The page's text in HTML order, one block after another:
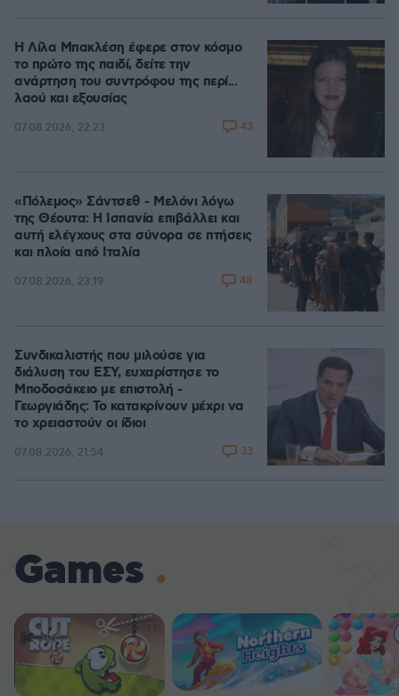
Η Λίλα Μπακλέση έφερε στον κόσμο
το πρώτο της παιδί, δείτε την
ανάρτηση του συντρόφου της περί...
λαού και εξουσίας
07.08.2026, 22:23 43
«Πόλεμος» Σάντσεθ - Μελόνι λόγω
της Θέουτα: Η Ισπανία επιβάλλει και
αυτή ελέγχους στα σύνορα σε πτήσεις
και πλοία από Ιταλία
07.08.2026, 23:19 48
Συνδικαλιστής που μιλούσε για
διάλυση του ΕΣΥ, ευχαρίστησε το
Μποδοσάκειο με επιστολή -
Γεωργιάδης: Το κατακρίνουν μέχρι να
το χρειαστούν οι ίδιοι
07.08.2026, 21:54 33
Games